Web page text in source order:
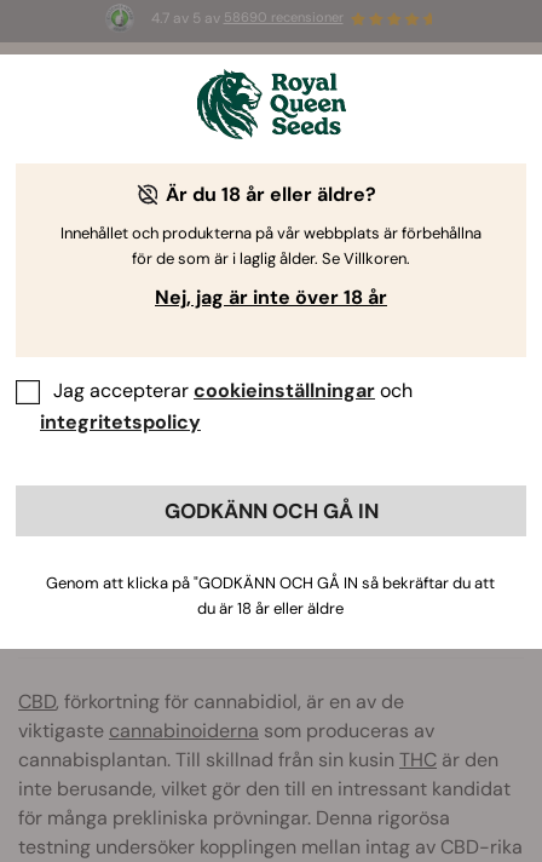
4.7 av 5 av 58690 recensioner
3 White Widow Auto-frönGRATIS för de
Vad är RQS CBD E-vätska?
Vaporisering
E-vätskor
Cbd e-vätska
CBD, förkortning för cannabidiol, är en av de
viktigaste cannabinoiderna som produceras av
cannabisplantan. Till skillnad från sin kusin THC är den
inte berusande, vilket gör den till en intressant kandidat
för många prekliniska prövningar. Denna rigorösa
testning undersöker kopplingen mellan intag av CBD-rika
Är du 18 år eller äldre?
Innehållet och produkterna på vår webbplats är förbehållna
för de som är i laglig ålder. Se Villkoren.
Nej, jag är inte över 18 år
Jag accepterarcookieinställningaroch
integritetspolicy
GODKÄNN OCH GÅ IN
Genom att klicka på "GODKÄNN OCH GÅ IN så bekräftar du att
du är 18 år eller äldre